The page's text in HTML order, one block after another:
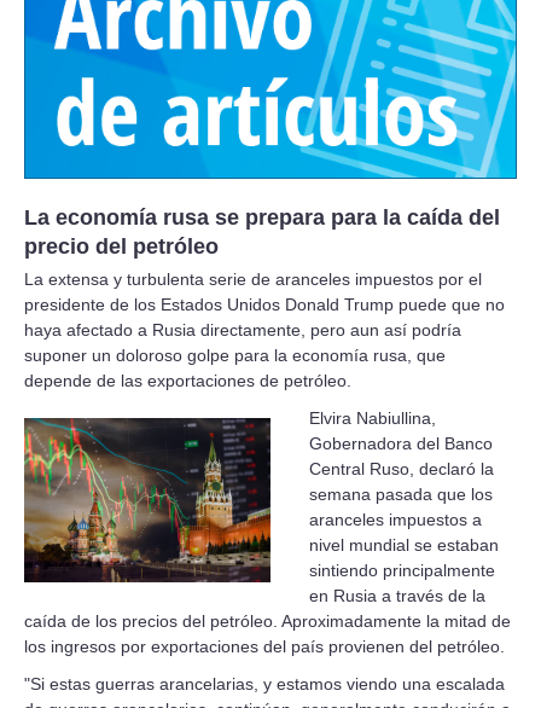
La economía rusa se prepara para la caída del
precio del petróleo
La extensa y turbulenta serie de aranceles impuestos por el
presidente de los Estados Unidos Donald Trump puede que no
haya afectado a Rusia directamente, pero aun así podría
suponer un doloroso golpe para la economía rusa, que
depende de las exportaciones de petróleo.
Elvira Nabiullina,
Gobernadora del Banco
Central Ruso, declaró la
semana pasada que los
aranceles impuestos a
nivel mundial se estaban
sintiendo principalmente
en Rusia a través de la
caída de los precios del petróleo. Aproximadamente la mitad de
los ingresos por exportaciones del país provienen del petróleo.
"Si estas guerras arancelarias, y estamos viendo una escalada